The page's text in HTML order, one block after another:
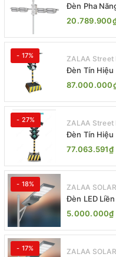
Đèn Pha
Jsc Chống
- 17% ZALAA Street
Đèn Tín Hiệu
Trời ZALAA
- 27% ZALAA Street
Đèn Tín Hiệu
Trời ZALAA
77.063.591₫
- 18% ZALAA
Đèn LED
TG 20W
5.000.000₫
- 17% ZALAA